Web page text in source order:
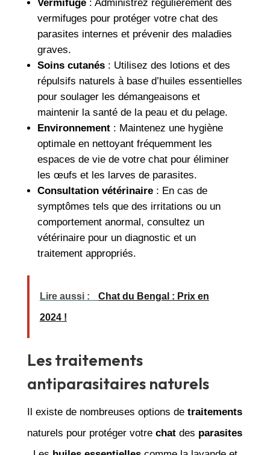
Vermifuge: Administrez régulièrement des
vermifuges pour protéger votre chat des
parasites internes et prévenir des maladies
graves.
Soins cutanés: Utilisez des lotions et des
répulsifs naturels à base d’huiles essentielles
pour soulager les démangeaisons et
maintenir la santé de la peau et du pelage.
Environnement: Maintenez une hygiène
optimale en nettoyant fréquemment les
espaces de vie de votre chat pour éliminer
les œufs et les larves de parasites.
Consultation vétérinaire: En cas de
symptômes tels que des irritations ou un
comportement anormal, consultez un
vétérinaire pour un diagnostic et un
traitement appropriés.
Lire aussi : Chat du Bengal : Prix en
2024 !
Les traitements
antiparasitaires naturels
Il existe de nombreuses options de traitements
naturels pour protéger votre chatdes parasites